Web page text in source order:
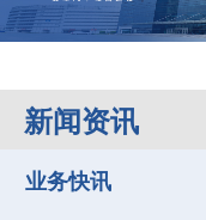
新闻资讯
业务快讯